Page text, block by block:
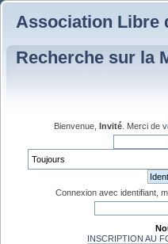
Association Libre
Recherche sur la
Bienvenue, Invité . Merci de
Connexion avec identifiant,
INSCRIPTION AU